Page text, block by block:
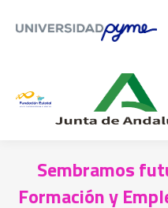
Sembramos
Formación y